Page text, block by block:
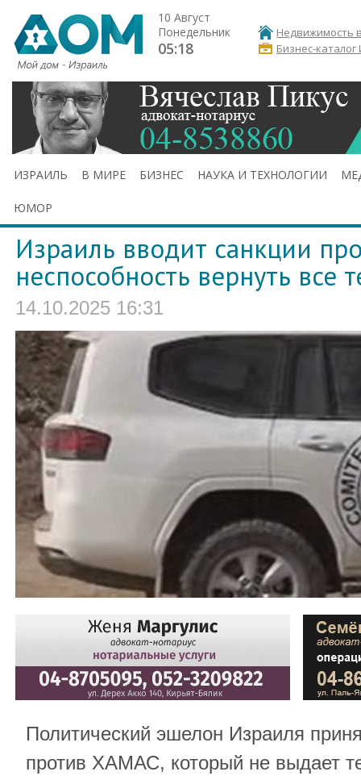
10 Август
Понедельник
05:18
Недвижимость
Бизнес-каталог
ИЗРАИЛЬ В МИРЕ БИЗНЕС НАУКА И ТЕХНОЛОГИИ
ЮМОР
Израиль вводит санкции
неспособность вернуть все
14.10.2025 16:31
Политический эшелон Израиля
против ХАМАС, который не выдает